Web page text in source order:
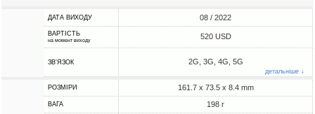
ДАТА ВИХОДУ 08 / 2022
ВАРТІСТЬ
на момент виходу 520 USD
ЗВ'ЯЗОК 2G, 3G, 4G, 5G
детальніше ↓
РОЗМІРИ 161.7 x 73.5 x 8.4 mm
ВАГА 198 г